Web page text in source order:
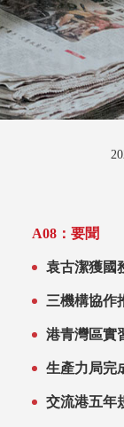
文匯報
A08：要聞
袁古潔獲國
三機構協作推「全民